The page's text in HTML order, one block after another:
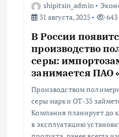
shipitsin_admin
31 августа, 2025
В России
производство
серы:
занимается ПАО
Производством
серы марки ОТ-33
Компания планирует до
в эксплуатацию